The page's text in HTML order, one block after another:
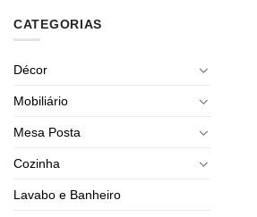
CATEGORIAS
Décor
Mobiliário
Mesa Posta
Cozinha
Lavabo e Banheiro